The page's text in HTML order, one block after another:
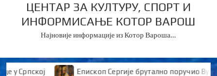
ЦЕНТАР ЗА КУЛТУРУ, СПОРТ И
ИНФОРМИСАЊЕ КОТОР ВАРОШ
Најновије информације из Котор Вароша…
Епископ Сергије брутално поручио